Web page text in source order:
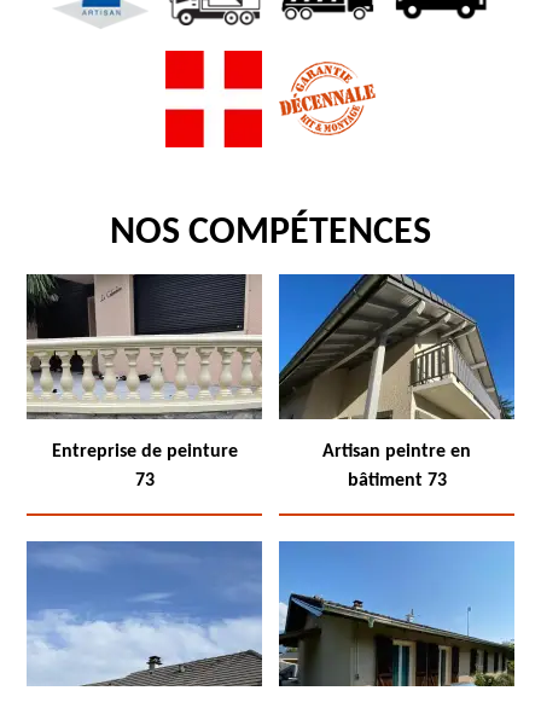
NOS COMPÉTENCES
Entreprise de peinture
73
Artisan peintre en
bâtiment 73